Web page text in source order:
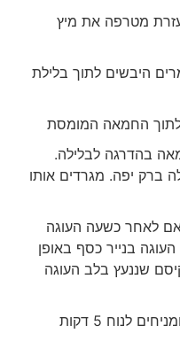
מטרפה את מיץ
היבשים לתוך בלילת
החמאה המומסת
בהדרגה לבלילה.
יפה. מגרדים אותו
דקות. אם לאחר כשעה העוגה
בנייר כסף באופן
שננעץ בלב העוגה
5 דקות